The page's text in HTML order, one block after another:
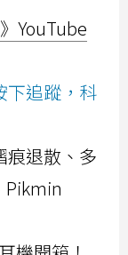
YouTube
下追蹤，科
痕退散、多
Pikmin